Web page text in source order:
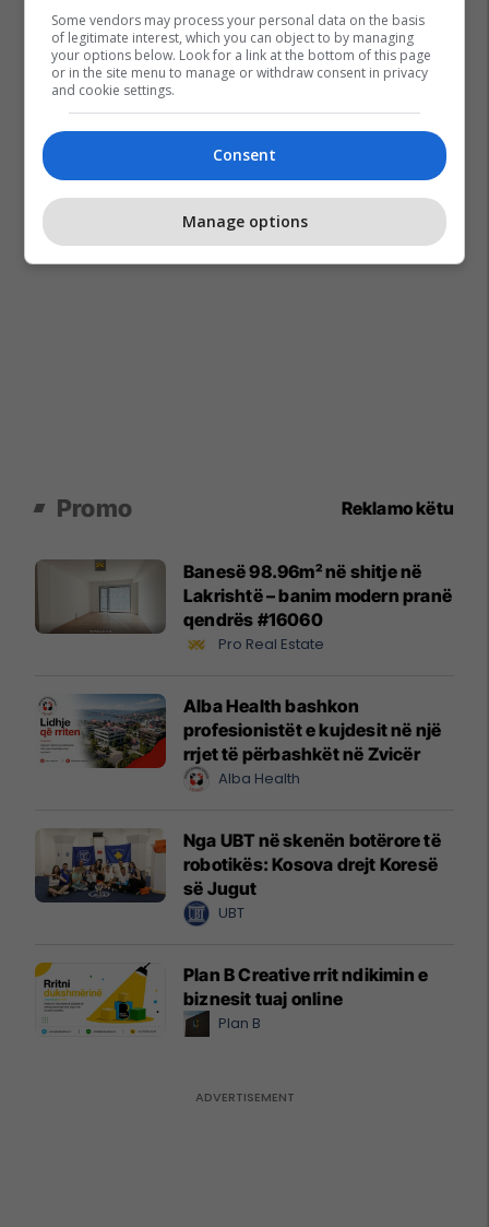
Promo Reklamo këtu
Banesë 98.96m² në shitje në
Lakrishtë – banim modern pranë
qendrës #16060
Pro Real Estate
Alba Health bashkon
profesionistët e kujdesit në një
rrjet të përbashkët në Zvicër
Alba Health
Nga UBT në skenën botërore të
robotikës: Kosova drejt Koresë
së Jugut
UBT
Plan B Creative rrit ndikimin e
biznesit tuaj online
Plan B
Some vendors may process your personal data on the basis
of legitimate interest, which you can object to by managing
your options below. Look for a link at the bottom of this page
or in the site menu to manage or withdraw consent in privacy
and cookie settings.
Consent
Manage options